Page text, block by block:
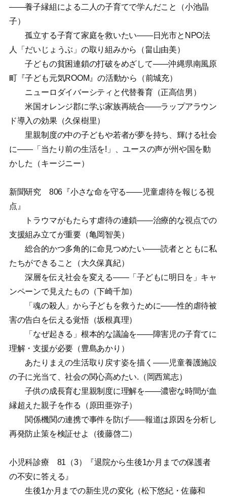
——養子縁組による二人の子育てで学んだこと（小池晶
子）
孤立する子育て家庭を救いたい——日光市とNPO法
人「だいじょうぶ」の取り組みから（畠山由美）
子どもの貧困連鎖の打破をめざして——沖縄県南風原
町『子ども元気ROOM』の活動から（前城充）
ニューロダイバーシティと代替養育（正高信男）
米国オレンジ郡に学ぶ家族再統合——ラップアラウン
ド導入の効果（久保樹里）
里親制度の中の子どもや若者が夢を持ち、輝ける社会
に——「当たり前の生活を!」、ユースの声が州や国を動
かした（キージニー）
新聞研究 806『小さな命を守る——児童虐待を報じる視
点』
トラウマがもたらす虐待の連鎖——治療的な視点での
支援組み立てが重要（亀岡智美）
総合的かつ多角的に命見つめたい——読者とともに私
たちができること（大久保真紀）
深層を伝え社会を変える——「子どもに明日を」キャ
ンペーンで見えたもの（下崎千加）
「魂の殺人」から子どもを救うために——性的虐待被
害の告白を伝える覚悟（坂根真理）
「なぜ起きる」根本的な議論を——障害児の子育てに
理解・支援が必要（豊島あかり）
あたりまえの生活取り戻す姿を描く——児童養護施設
の子に光当て、社会の関心高めたい.（岡西篤志）
子供の成長育む里親制度に理解を——濃密な時間が血
縁超えた親子を作る（原田亜弥子）
関係機関の連携で事件を防げ——報道は原因を分析し
再発防止策を検証せよ（後藤啓二）
小児科診療 81（3）『退院から生後1か月までの保護者
の不安に答える』
生後1か月までの新生児の変化（松下悠紀・佐藤和